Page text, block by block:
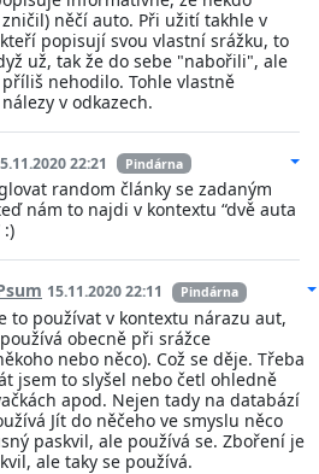
něčí auto. Při užití takhle v
popisují svou vlastní srážku, to
už, tak že do sebe "nabořili", ale
nehodilo. Tohle vlastně
v odkazech.
22:21 Pindárna
random články se zadaným
nám to najdi v kontextu “dvě auta
:)
15.11.2020 22:11 Pindárna
to používat v kontextu nárazu aut,
obecně při srážce
nebo něco). Což se děje. Třeba
jsem to slyšel nebo četl ohledně
apod. Nejen tady na databází
Jít do něčeho ve smyslu něco
paskvil, ale používá se. Zboření je
ale taky se používá.